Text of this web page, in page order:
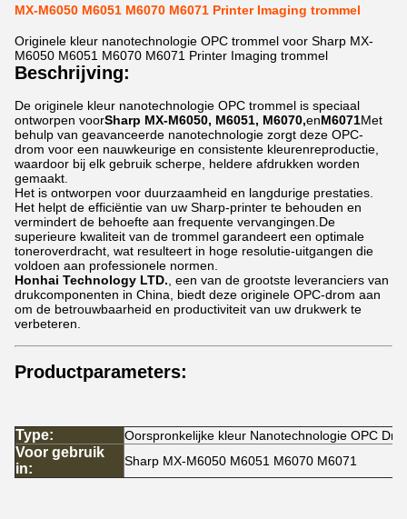
MX-M6050 M6051 M6070 M6071 Printer Imaging trommel
Originele kleur nanotechnologie OPC trommel voor Sharp MX-
M6050 M6051 M6070 M6071 Printer Imaging trommel
Beschrijving:
De originele kleur nanotechnologie OPC trommel is speciaal
ontworpen voorSharp MX-M6050, M6051, M6070,enM6071Met
behulp van geavanceerde nanotechnologie zorgt deze OPC-
drom voor een nauwkeurige en consistente kleurenreproductie,
waardoor bij elk gebruik scherpe, heldere afdrukken worden
gemaakt.
Het is ontworpen voor duurzaamheid en langdurige prestaties.
Het helpt de efficiëntie van uw Sharp-printer te behouden en
vermindert de behoefte aan frequente vervangingen.De
superieure kwaliteit van de trommel garandeert een optimale
toneroverdracht, wat resulteert in hoge resolutie-uitgangen die
voldoen aan professionele normen.
Honhai Technology LTD. , een van de grootste leveranciers van
drukcomponenten in China, biedt deze originele OPC-drom aan
om de betrouwbaarheid en productiviteit van uw drukwerk te
verbeteren.
Productparameters:
Type: Oorspronkelijke kleur Nanotechnologie OPC
Voor gebruik
in:
Sharp MX-M6050 M6051 M6070 M6071